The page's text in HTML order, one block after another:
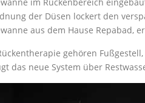
der Düsen lockert den
aus dem Hause Repabad,
gehören
das neue System über